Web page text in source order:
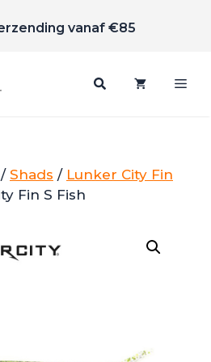
vanaf €85
/ Shads / Lunker City Fin
Fin S Fish